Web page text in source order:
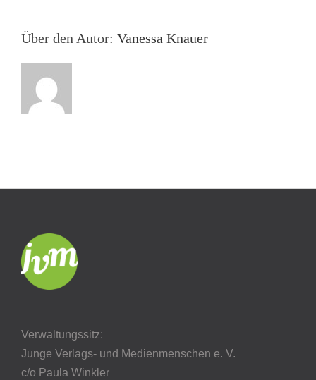
Über den Autor: Vanessa Knauer
Verwaltungssitz:
Junge Verlags- und Medienmenschen e. V.
c/o Paula Winkler